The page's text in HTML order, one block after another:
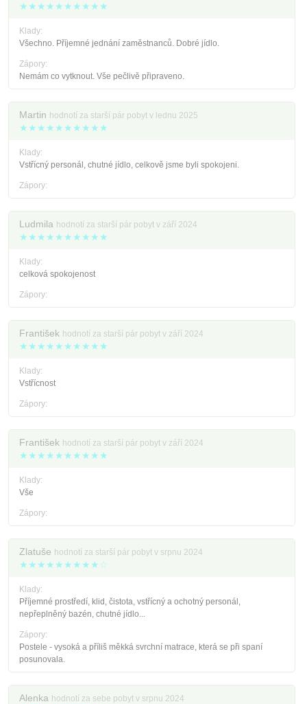
★★★★★★★★★★
Klady:
Všechno. Příjemné jednání zaměstnanců. Dobré jídlo.
Zápory:
Nemám co vytknout. Vše pečlivě připraveno.
Martin hodnotí za starší pár pobyt v lednu 2025
★★★★★★★★★★
Klady:
Vstřícný personál, chutné jídlo, celkově jsme byli spokojeni.
Zápory:
Ludmila hodnotí za starší pár pobyt v září 2024
★★★★★★★★★★
Klady:
celková spokojenost
Zápory:
František hodnotí za starší pár pobyt v září 2024
★★★★★★★★★★
Klady:
Vstřícnost
Zápory:
František hodnotí za starší pár pobyt v září 2024
★★★★★★★★★★
Klady:
Vše
Zápory:
Zlatuše hodnotí za starší pár pobyt v srpnu 2024
★★★★★★★★★☆
Klady:
Příjemné prostředí, klid, čistota, vstřícný a ochotný personál,
nepřeplněný bazén, chutné jídlo...
Zápory:
Postele - vysoká a příliš měkká svrchní matrace, která se při spaní
posunovala.
Alenka hodnotí za sebe pobyt v srpnu 2024